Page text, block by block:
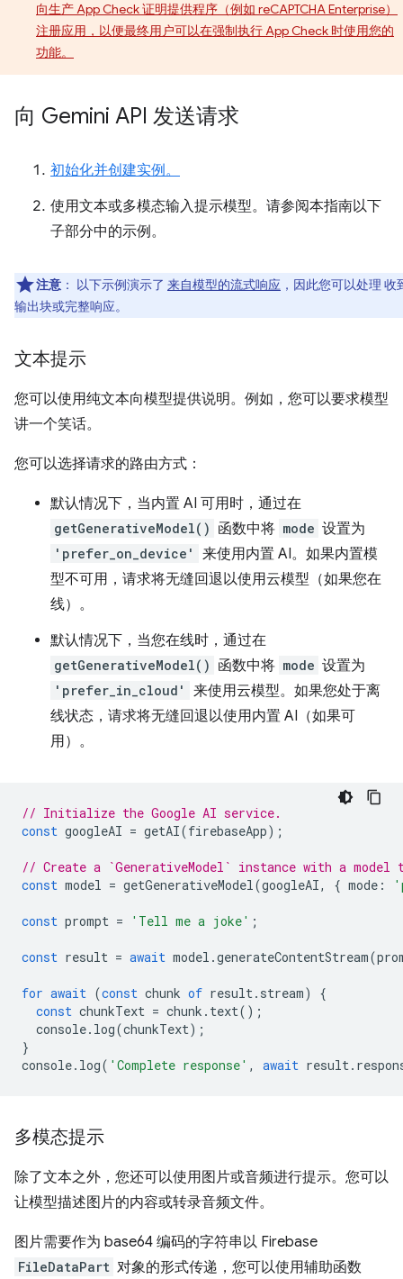
向生产 App Check 证明提供程序（例如 reCAPTCHA Enterprise）
注册应用，以便最终用户可以在强制执行 App Check 时使用您的
功能。
向 Gemini API 发送请求
初始化并创建实例。
使用文本或多模态输入提示模型。请参阅本指南以下
子部分中的示例。
注意 ： 以下示例演示了 来自模型的流式响应 ，因此您可以处理 收
输出块或完整响应。
文本提示
您可以使用纯文本向模型提供说明。例如，您可以要求模型
讲一个笑话。
您可以选择请求的路由方式：
默认情况下，当内置 AI 可用时，通过在
getGenerativeModel() 函数中将 mode 设置为
'prefer_on_device'
来使用内置 AI。如果内置模
型不可用，请求将无缝回退以使用云模型（如果您在
线）。
默认情况下，当您在线时，通过在
getGenerativeModel() 函数中将 mode 设置为
'prefer_in_cloud'
来使用云模型。如果您处于离
线状态，请求将无缝回退以使用内置 AI（如果可
用）。
// Initialize the Google AI service.
const googleAI = getAI(firebaseApp);
// Create a `GenerativeModel` instance with a model
const model = getGenerativeModel(googleAI, { mode :
const prompt = 'Tell me a joke' ;
const result = await model .generateContentStream(
for await (const chunk of result. stream)
{
const chunkText = chunk . text();
console. log(chunkText);
}
console. log( 'Complete response' , await result.
多模态提示
除了文本之外，您还可以使用图片或音频进行提示。您可以
让模型描述图片的内容或转录音频文件。
图片需要作为 base64 编码的字符串以 Firebase
FileDataPart 对象的形式传递，您可以使用辅助函数